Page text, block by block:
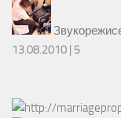
13.08.2010 | 5